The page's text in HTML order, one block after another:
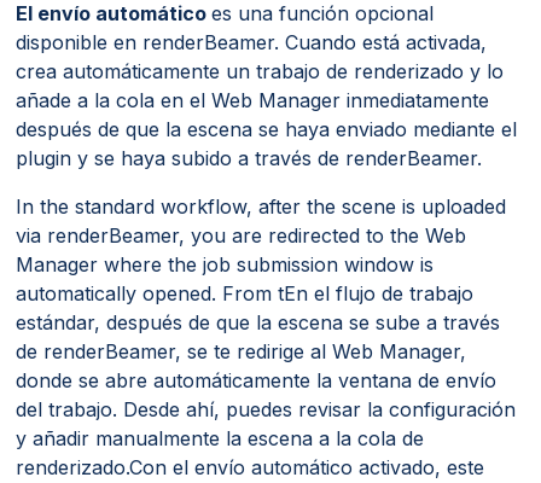
El envío automáticoes una función opcional
disponible en renderBeamer. Cuando está activada,
crea automáticamente un trabajo de renderizado y lo
añade a la cola en el Web Manager inmediatamente
después de que la escena se haya enviado mediante el
plugin y se haya subido a través de renderBeamer.
In the standard workflow, after the scene is uploaded
via renderBeamer, you are redirected to the Web
Manager where the job submission window is
automatically opened. From tEn el flujo de trabajo
estándar, después de que la escena se sube a través
de renderBeamer, se te redirige al Web Manager,
donde se abre automáticamente la ventana de envío
del trabajo. Desde ahí, puedes revisar la configuración
y añadir manualmente la escena a la cola de
renderizado.Con el envío automático activado, este